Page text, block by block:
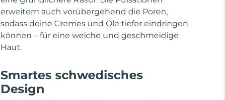
erweitern auch vorübergehend die Poren,
sodass deine Cremes und Öle tiefer eindringen
können – für eine weiche und geschmeidige
Haut.
Smartes schwedisches
Design